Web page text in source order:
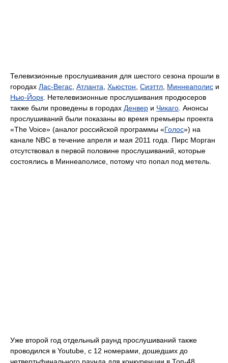
Телевизионные прослушивания для шестого сезона прошли в
городах Лас-Вегас Атланта Хьюстон Сиэттл Миннеаполис и
Нью-Йорк . Нетелевизионные прослушивания продюсеров
также были проведены в городах Денвер и Чикаго . Анонсы
прослушиваний были показаны во время премьеры проекта
«The Voice» (аналог российской программы «Голос») на
канале NBC в течение апреля и мая 2011 года. Пирс Морган
отсутствовал в первой половине прослушиваний, которые
состоялись в Миннеаполисе, потому что попал под метель.
Уже второй год отдельный раунд прослушиваний также
проводился в Youtube, с 12 номерами, дошедших до